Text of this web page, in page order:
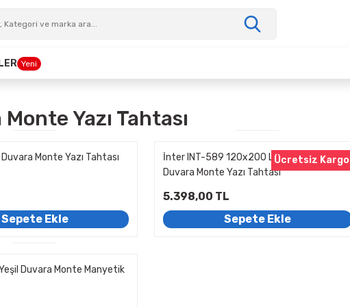
Yeni
Yazı Tahtası
Monte Yazı Tahtası
Sepete Ekle
Ücretsiz Kargo
İnter INT-589 120x200 Lamine Yüzey
Duvara Monte Yazı Tahtası
5.398,00 TL
Sepete Ekle
Duvara Monte Manyetik